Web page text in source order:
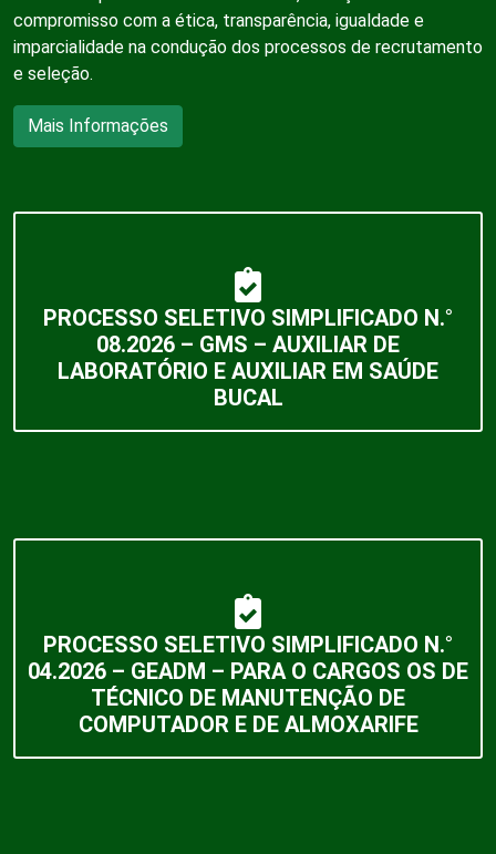
compromisso com a ética, transparência, igualdade e
imparcialidade na condução dos processos de recrutamento
e seleção.
Mais Informações
PROCESSO SELETIVO SIMPLIFICADO N.°
08.2026 – GMS – AUXILIAR DE
LABORATÓRIO E AUXILIAR EM SAÚDE
BUCAL
PROCESSO SELETIVO SIMPLIFICADO N.°
04.2026 – GEADM – PARA O CARGOS OS DE
TÉCNICO DE MANUTENÇÃO DE
COMPUTADOR E DE ALMOXARIFE